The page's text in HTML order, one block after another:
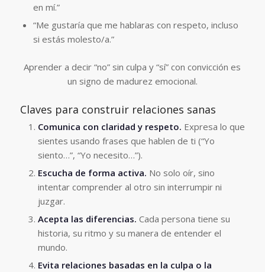
en mí.”
“Me gustaría que me hablaras con respeto, incluso
si estás molesto/a.”
Aprender a decir “no” sin culpa y “sí” con convicción es
un signo de madurez emocional.
Claves para construir relaciones sanas
Comunica con claridad y respeto. Expresa lo que
sientes usando frases que hablen de ti (“Yo
siento…”, “Yo necesito…”).
Escucha de forma activa. No solo oír, sino
intentar comprender al otro sin interrumpir ni
juzgar.
Acepta las diferencias. Cada persona tiene su
historia, su ritmo y su manera de entender el
mundo.
Evita relaciones basadas en la culpa o la